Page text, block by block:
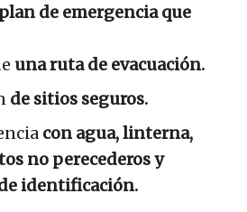
de emergencia que
una ruta de evacuación.
de sitios seguros.
con agua, linterna,
no perecederos y
identificación.